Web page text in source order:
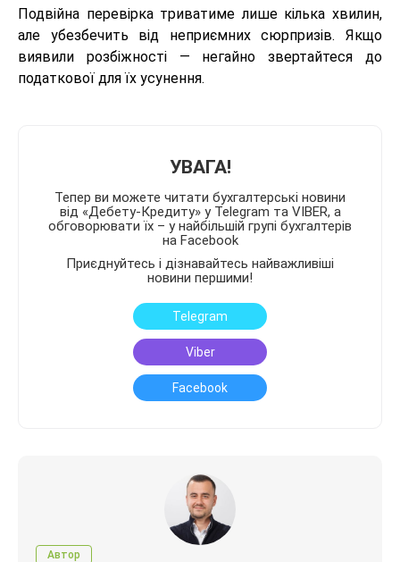
Подвійна перевірка триватиме лише кілька хвилин,
але убезбечить від неприємних сюрпризів. Якщо
виявили розбіжності — негайно звертайтеся до
податкової для їх усунення.
УВАГА!
Тепер ви можете читати бухгалтерські новини
від «Дебету-Кредиту» у Telegram та VIBER, а
обговорювати їх – у найбільшій групі бухгалтерів
на Facebook
Приєднуйтесь і дізнавайтесь найважливіші
новини першими!
Telegram
Viber
Facebook
Автор